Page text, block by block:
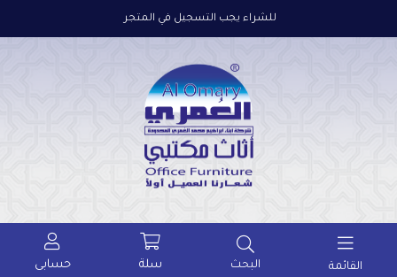
للشراء يجب التسجيل في المتجر
القائمة البحث سلة حسابى